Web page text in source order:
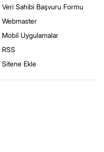
Veri Sahibi Başvuru Formu
Webmaster
Mobil Uygulamalar
RSS
Sitene Ekle